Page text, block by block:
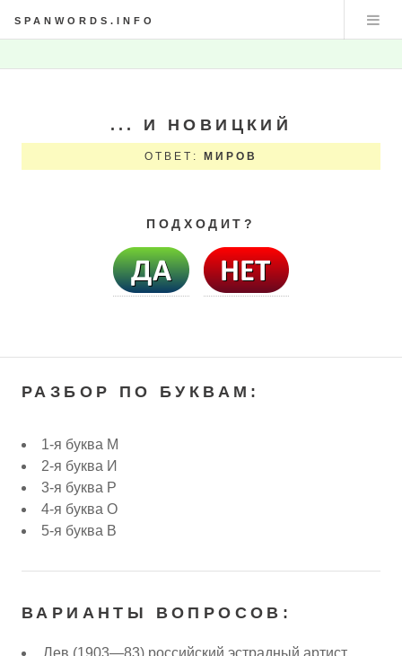
SPANWORDS.INFO
... И НОВИЦКИЙ
ОТВЕТ: МИРОВ
ПОДХОДИТ?
РАЗБОР ПО БУКВАМ:
1-я буква М
2-я буква И
3-я буква Р
4-я буква О
5-я буква В
ВАРИАНТЫ ВОПРОСОВ:
Лев (1903—83) российский эстрадный артист,